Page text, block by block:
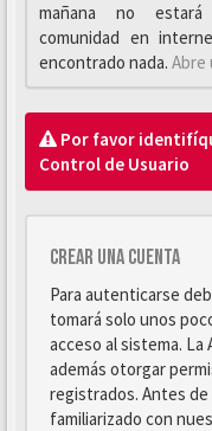
mañana no estará
comunidad en
encontrado nada. Abre
Por favor
Control de Usuario
Crear una cuenta
Para autenticarse
tomará solo unos
acceso al sistema.
además otorgar
registrados. Antes
familiarizado con